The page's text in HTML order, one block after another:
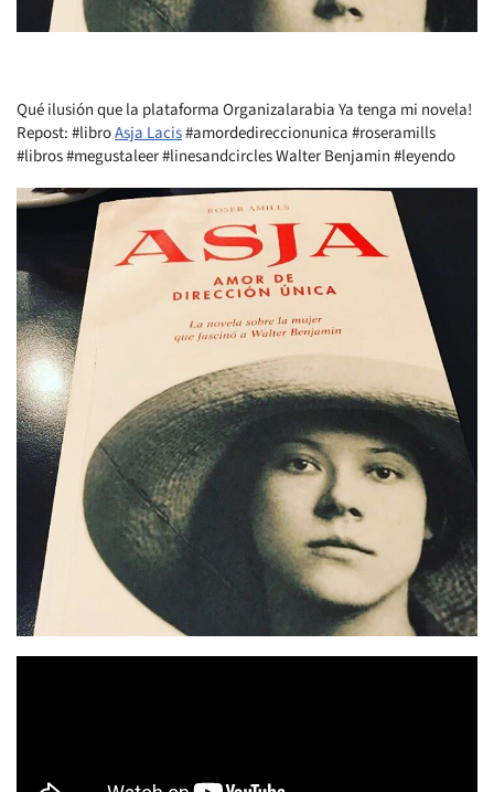
Qué ilusión que la plataforma Organizalarabia Ya tenga mi novela!
Repost: #libroAsja Lacis#amordedireccionunica #roseramills
#libros #megustaleer #linesandcircles Walter Benjamin #leyendo